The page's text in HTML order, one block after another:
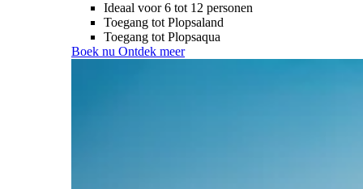
Ideaal voor 6 tot 12 personen
Toegang tot Plopsaland
Toegang tot Plopsaqua
Boek nu Ontdek meer